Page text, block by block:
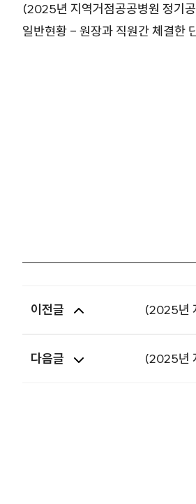
(2025년 지역거점공공병원 정기
일반현황 - 원장과 직원간 체결한
이전글 (2025년
다음글 (2025년